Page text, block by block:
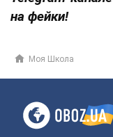
на фейки!
Моя Школа